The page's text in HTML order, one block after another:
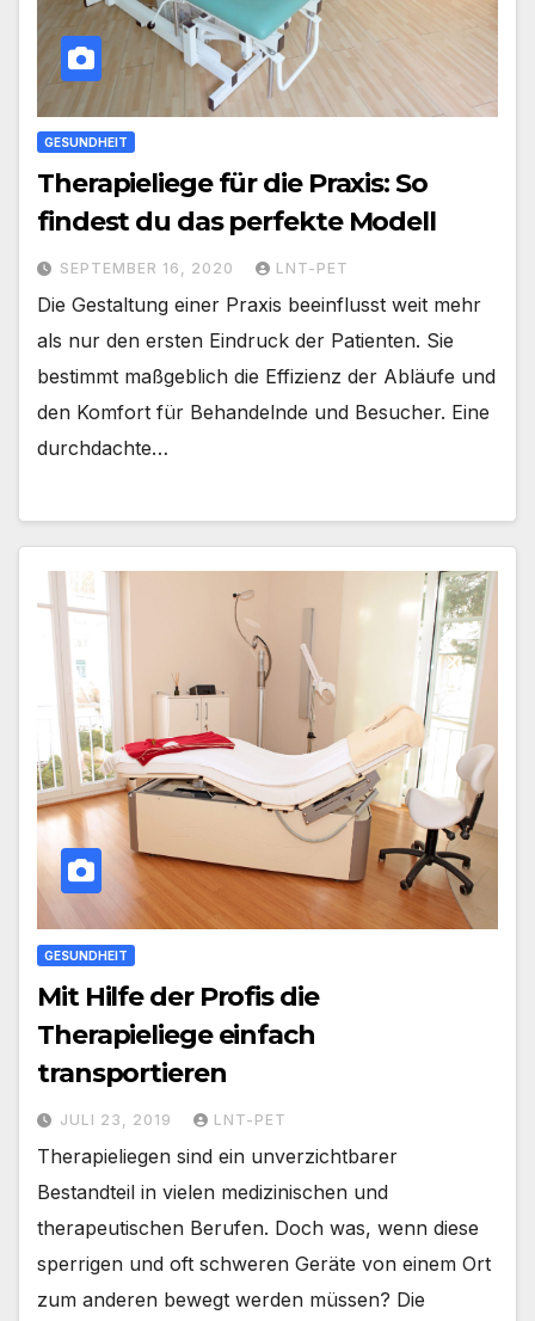
GESUNDHEIT
Therapieliege für die Praxis: So
findest du das perfekte Modell
SEPTEMBER 16, 2020 LNT-PET
Die Gestaltung einer Praxis beeinflusst weit mehr
als nur den ersten Eindruck der Patienten. Sie
bestimmt maßgeblich die Effizienz der Abläufe und
den Komfort für Behandelnde und Besucher. Eine
durchdachte…
GESUNDHEIT
Mit Hilfe der Profis die
Therapieliege einfach
transportieren
JULI 23, 2019 LNT-PET
Therapieliegen sind ein unverzichtbarer
Bestandteil in vielen medizinischen und
therapeutischen Berufen. Doch was, wenn diese
sperrigen und oft schweren Geräte von einem Ort
zum anderen bewegt werden müssen? Die